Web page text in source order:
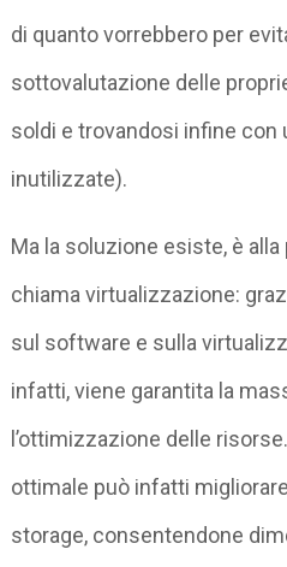
di quanto vorrebbero per
sottovalutazione delle
soldi e trovandosi infine
inutilizzate).
Ma la soluzione esiste, è
chiama virtualizzazione:
sul software e sulla
infatti, viene garantita la
l’ottimizzazione delle
ottimale può infatti
storage, consentendone